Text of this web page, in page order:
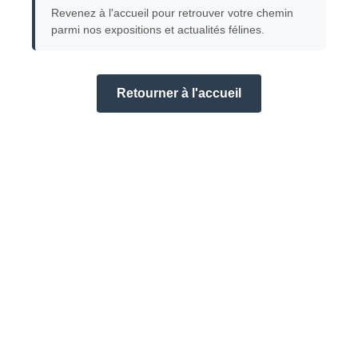
Revenez à l'accueil pour retrouver votre chemin
parmi nos expositions et actualités félines.
Retourner à l'accueil